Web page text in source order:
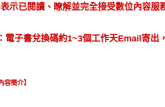
示已閱讀、瞭解並完全接受數位內容服
電子書兌換碼約1~3個工作天Email寄出
容簡介】